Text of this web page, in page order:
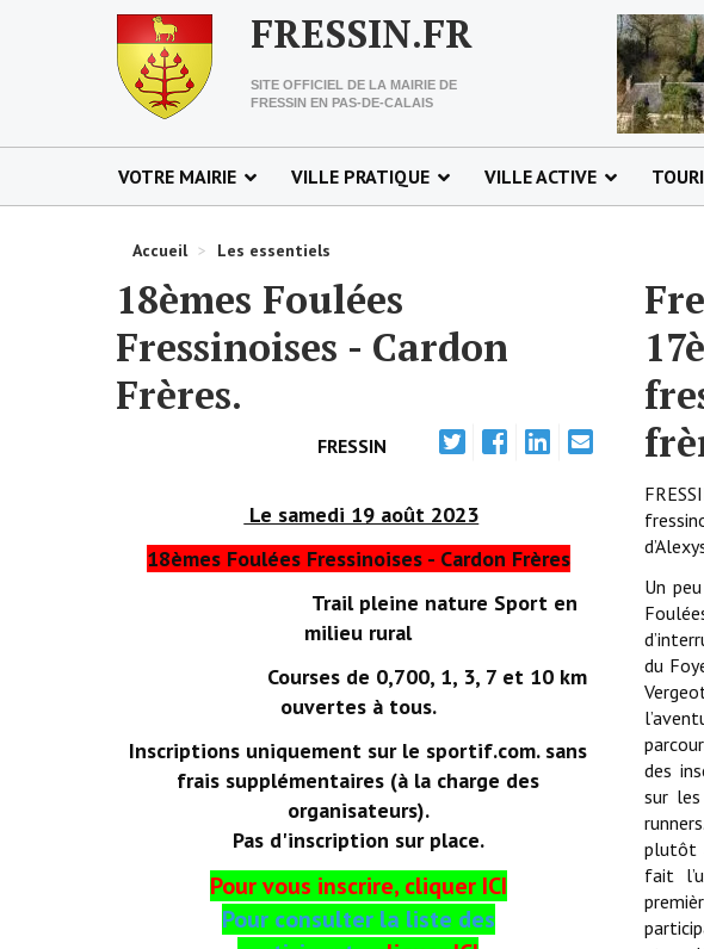
FRESSIN.FR
SITE OFFICIEL DE LA MAIRIE DE
FRESSIN EN PAS-DE-CALAIS
VOTRE MAIRIE VILLE PRATIQUE VILLE ACTIVE
Accueil > Les essentiels
18èmes Foulées
Fressinoises - Cardon
Frères.
FRESSIN
Le samedi 19 août 2023
18èmes Foulées Fressinoises - Cardon Frères
Trail pleine nature Sport en
milieu rural
Courses de 0,700, 1, 3, 7 et 10 km
ouvertes à tous.
Inscriptions uniquement sur le sportif.com. sans
frais supplémentaires (à la charge des
organisateurs).
Pas d'inscription sur place.
Pour vous inscrire, cliquer ICI
Pour consulter la liste des
Un
du
des
sur
plutôt
fait